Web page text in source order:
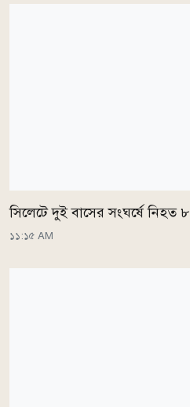
সিলেটে দুই বাসের সংঘর্ষে নিহত ৮
১১:১৫ AM